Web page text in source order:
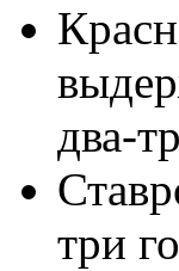
два-
три